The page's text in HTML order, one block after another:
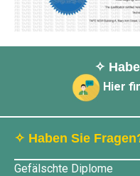
✧
Hier
✧ Haben Sie
Gefälschte Diplome